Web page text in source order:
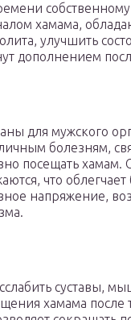
хамама,
улучшить
дополнением
для мужского
болезням,
посещать
что
напряжение,
суставы,
хамама после